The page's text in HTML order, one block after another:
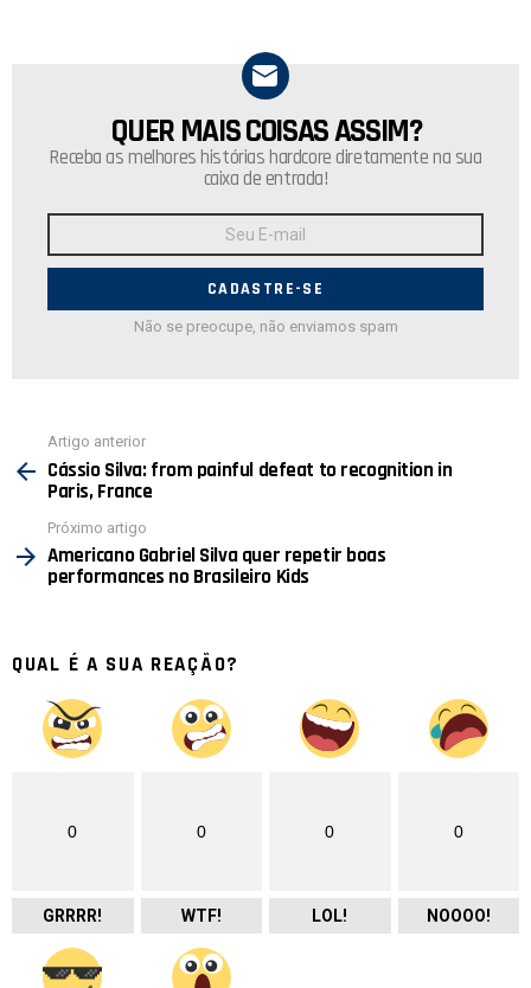
NEWSLETTER
QUER MAIS COISAS ASSIM?
Receba as melhores histórias hardcore diretamente na sua
caixa de entrada!
E-
Não se preocupe, não enviamos spam
mais
Artigo anterior
Cássio Silva: from painful defeat to recognition in
Paris, France
Próximo artigo
Americano Gabriel Silva quer repetir boas
performances no Brasileiro Kids
QUAL É A SUA REAÇÃO?
0
GRRRR!
0
WTF!
0
LOL!
0
NOOOO!